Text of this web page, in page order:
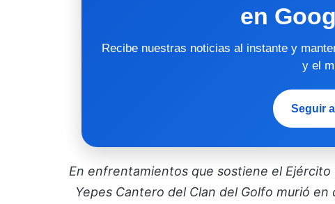
en
Recibe nuestras noticias al instante y
y el
Seguir
En enfrentamientos que sostiene el
Yepes Cantero del Clan del Golfo murió